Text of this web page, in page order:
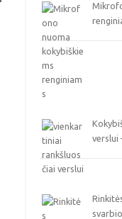
verslui